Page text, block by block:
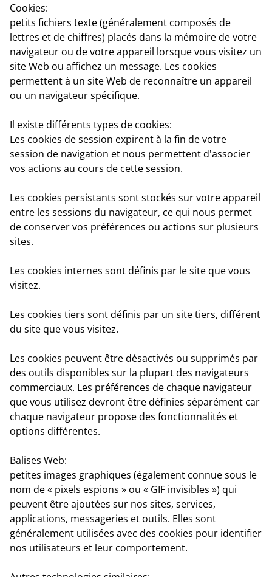
Cookies:
petits fichiers texte (généralement composés de
lettres et de chiffres) placés dans la mémoire de votre
navigateur ou de votre appareil lorsque vous visitez un
site Web ou affichez un message. Les cookies
permettent à un site Web de reconnaître un appareil
ou un navigateur spécifique.
Il existe différents types de cookies:
Les cookies de session expirent à la fin de votre
session de navigation et nous permettent d'associer
vos actions au cours de cette session.
Les cookies persistants sont stockés sur votre appareil
entre les sessions du navigateur, ce qui nous permet
de conserver vos préférences ou actions sur plusieurs
sites.
Les cookies internes sont définis par le site que vous
visitez.
Les cookies tiers sont définis par un site tiers, différent
du site que vous visitez.
Les cookies peuvent être désactivés ou supprimés par
des outils disponibles sur la plupart des navigateurs
commerciaux. Les préférences de chaque navigateur
que vous utilisez devront être définies séparément car
chaque navigateur propose des fonctionnalités et
options différentes.
Balises Web:
petites images graphiques (également connue sous le
nom de « pixels espions » ou « GIF invisibles ») qui
peuvent être ajoutées sur nos sites, services,
applications, messageries et outils. Elles sont
généralement utilisées avec des cookies pour identifier
nos utilisateurs et leur comportement.